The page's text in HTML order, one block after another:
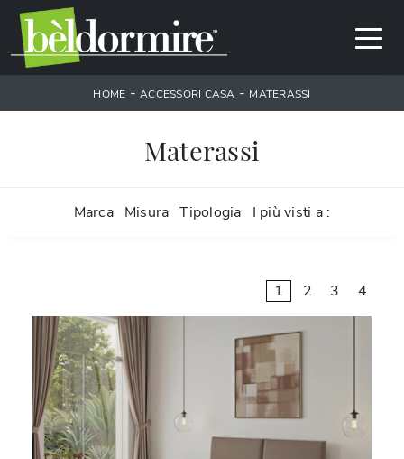
HOME -ACCESSORI CASA - MATERASSI
Materassi
Marca Misura Tipologia I più visti a :
1 2 3 4